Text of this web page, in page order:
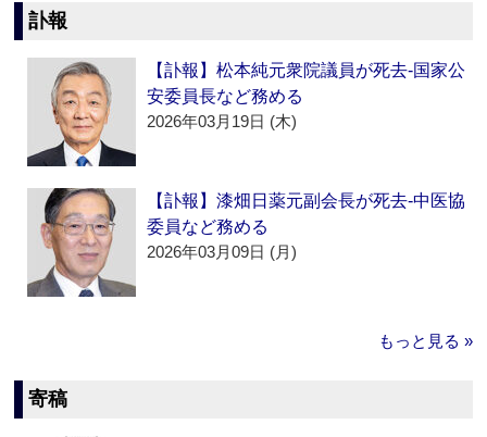
訃報
【訃報】松本純元衆院議員が死去‐国家公
安委員長など務める
2026年03月19日 (木)
【訃報】漆畑日薬元副会長が死去‐中医協
委員など務める
2026年03月09日 (月)
もっと見る »
寄稿